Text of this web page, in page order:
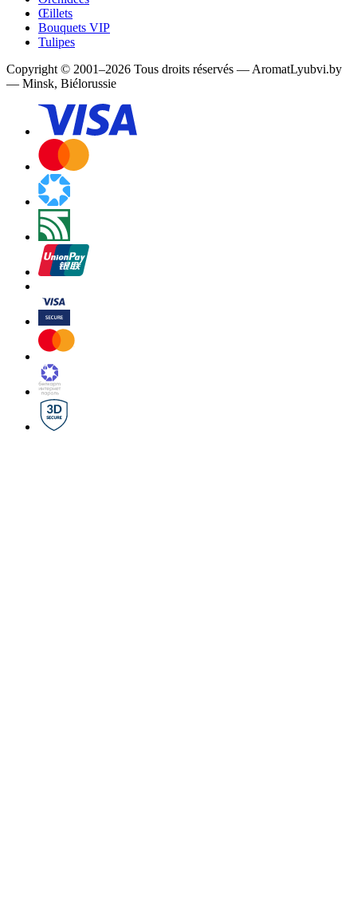
Œillets
Bouquets VIP
Tulipes
Copyright © 2001–2026 Tous droits réservés — AromatLyubvi.by
— Minsk, Biélorussie